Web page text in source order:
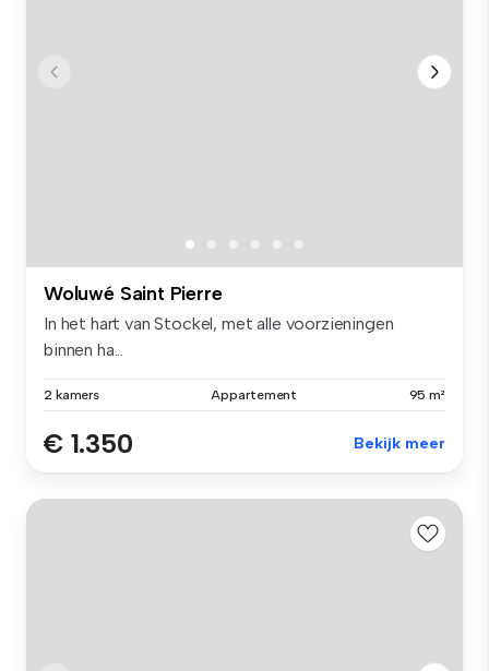
Woluwé Saint Pierre
In het hart van Stockel, met alle voorzieningen
binnen ha...
2 kamers Appartement 95 m²
€ 1.350 Bekijk meer